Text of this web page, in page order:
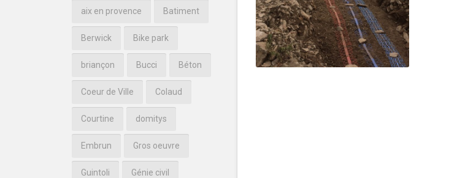
aix en provence Batiment
Berwick Bike park
briançon Bucci Béton
Coeur de Ville Colaud
Courtine domitys
Embrun Gros oeuvre
Guintoli Génie civil